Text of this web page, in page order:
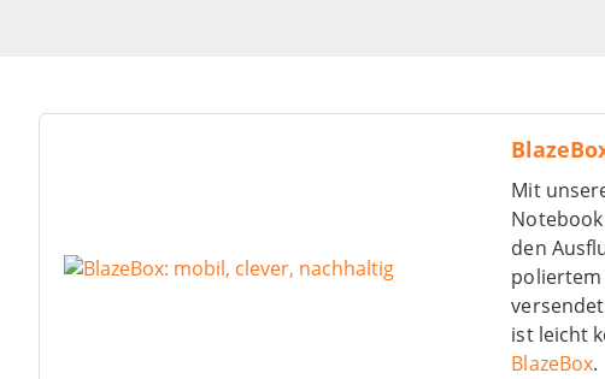
Mit
den
poliertem
ist leicht
BlazeBox.